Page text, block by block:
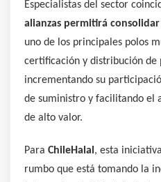
Especialistas del sector
alianzas permitirá
uno de los principales polos
certificación y distribución de
incrementando su
de suministro y facilitando el
de alto valor.
Para ChileHalal , esta
rumbo que está tomando la